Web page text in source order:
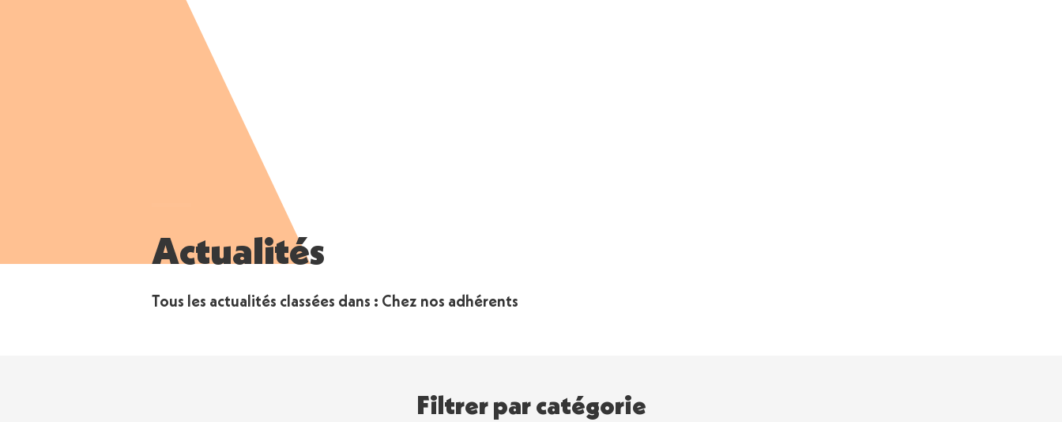
Actualités
Tous les actualités classées dans : Chez nos adhérents
Filtrer par catégorie